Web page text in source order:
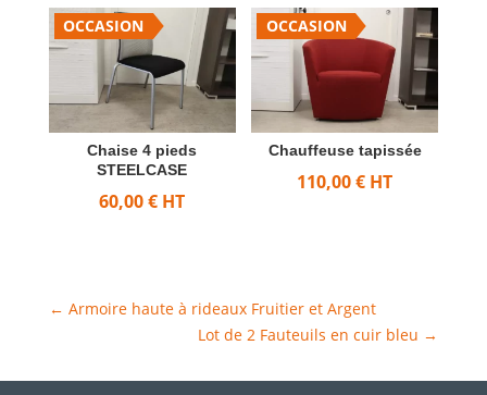
OCCASION
Chaise 4 pieds
STEELCASE
60,00€ HT
OCCASION
Chauffeuse tapissée
110,00€ HT
← Armoire haute à rideaux Fruitier et Argent
Lot de 2 Fauteuils en cuir bleu →